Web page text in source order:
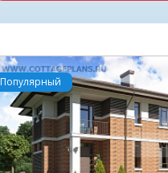
Популярный